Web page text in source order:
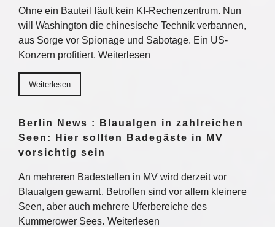
Ohne ein Bauteil läuft kein KI-Rechenzentrum. Nun
will Washington die chinesische Technik verbannen,
aus Sorge vor Spionage und Sabotage. Ein US-
Konzern profitiert. Weiterlesen
Weiterlesen
Berlin News : Blaualgen in zahlreichen
Seen: Hier sollten Badegäste in MV
vorsichtig sein
An mehreren Badestellen in MV wird derzeit vor
Blaualgen gewarnt. Betroffen sind vor allem kleinere
Seen, aber auch mehrere Uferbereiche des
Kummerower Sees. Weiterlesen